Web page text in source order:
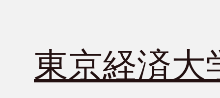
東京経済大